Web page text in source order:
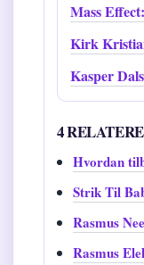
Mass
Kirk
Kasper
4
Hvordan
Strik Til
Rasmus
Rasmus